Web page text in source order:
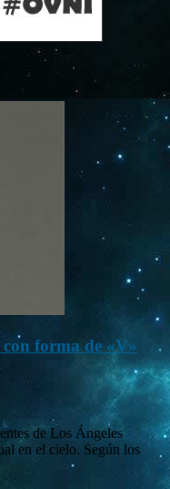
forma de «V»
de Los Ángeles
en el cielo. Según los